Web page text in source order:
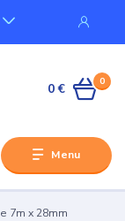
Menu
0
0 €
7m x 28mm